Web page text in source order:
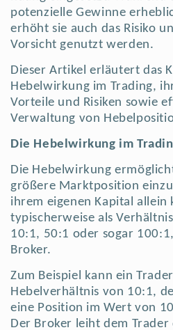
potenzielle Gewinne
erhöht sie auch das Risiko
Vorsicht genutzt werden.
Dieser Artikel erläutert das
Hebelwirkung im Trading,
Vorteile und Risiken sowie
Verwaltung von
Die Hebelwirkung im
Die Hebelwirkung
größere Marktposition
ihrem eigenen Kapital allein
typischerweise als
10:1, 50:1 oder sogar
Broker.
Zum Beispiel kann ein
Hebelverhältnis von 10:1,
eine Position im Wert von
Der Broker leiht dem Trader